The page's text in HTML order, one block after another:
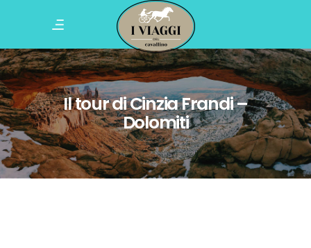
Il tour di Cinzia Frandi –
Dolomiti